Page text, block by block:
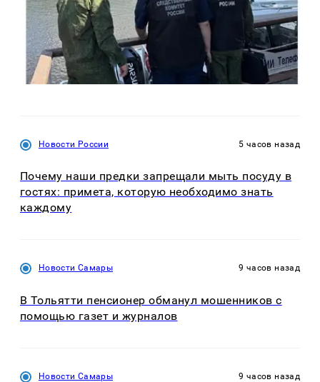
Новости России 5 часов назад
Почему наши предки запрещали мыть посуду в
гостях: примета, которую необходимо знать
каждому
Новости Самары 9 часов назад
В Тольятти пенсионер обманул мошенников с
помощью газет и журналов
Новости Самары 9 часов назад